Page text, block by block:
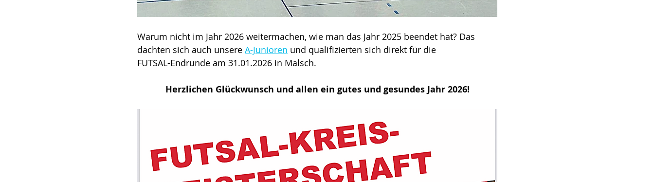
Warum nicht im Jahr 2026 weitermachen, wie man das Jahr 2025 beendet hat? Das
dachten sich auch unsere A-Junioren und qualifizierten sich direkt für die
FUTSAL-Endrunde am 31.01.2026 in Malsch.
Herzlichen Glückwunsch und allen ein gutes und gesundes Jahr 2026!